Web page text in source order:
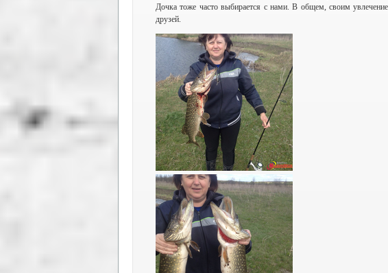
Дочка тоже часто выбирается с нами. В общем, своим
друзей.